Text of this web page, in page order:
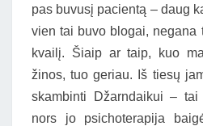
pas buvusį pacientą – daug
vien tai buvo blogai, negana
kvailį. Šiaip ar taip, kuo
žinos, tuo geriau. Iš tiesų
skambinti Džarndaikui –
nors jo psichoterapija